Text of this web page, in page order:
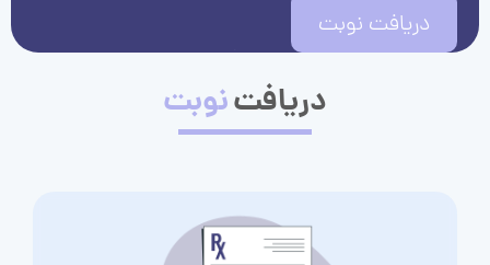
دریافت نوبت
دریافتنوبت